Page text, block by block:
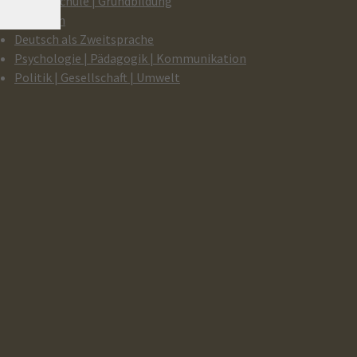
Sprachen
Deutsch als Zweitsprache
Psychologie | Pädagogik | Kommunikation
Politik | Gesellschaft | Umwelt